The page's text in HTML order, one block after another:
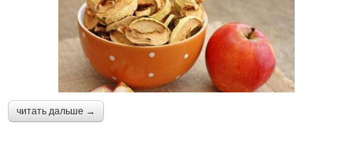
читать дальше →